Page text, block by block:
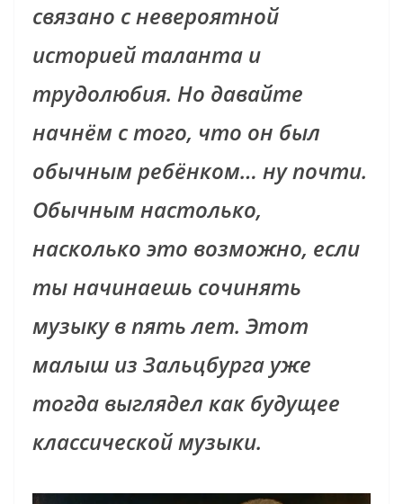
связано с невероятной
историей таланта и
трудолюбия. Но давайте
начнём с того, что он был
обычным ребёнком… ну почти.
Обычным настолько,
насколько это возможно, если
ты начинаешь сочинять
музыку в пять лет. Этот
малыш из Зальцбурга уже
тогда выглядел как будущее
классической музыки.